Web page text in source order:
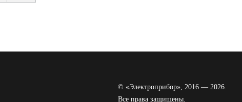
© «Электроприбор», 2016 — 2026.
Все права защищены.